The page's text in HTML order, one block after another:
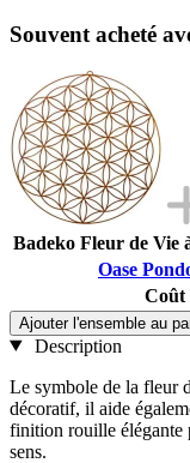
Souvent acheté
Badeko Fleur de Vie
Oase
Coût
Ajouter l'ensemble au
Description
Le symbole de la fleur
décoratif, il aide
finition rouille élégante
sens.